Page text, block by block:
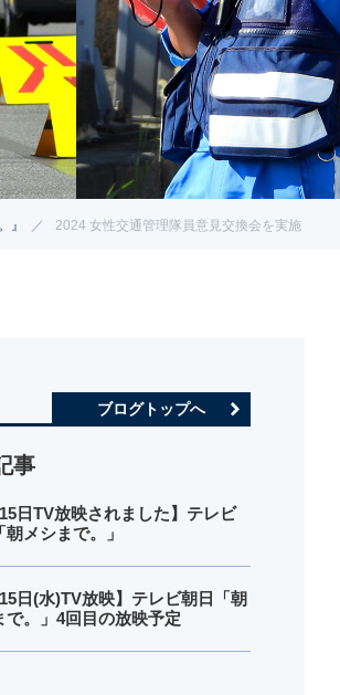
』 2024 女性交通管理隊員意見交換会を実施
ブログトップへ
事
15日TV放映されました】テレビ
朝メシまで。」
15日(水)TV放映】テレビ朝日「朝
で。」4回目の放映予定